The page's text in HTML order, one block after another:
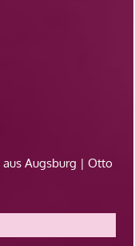
aus Augsburg | Otto